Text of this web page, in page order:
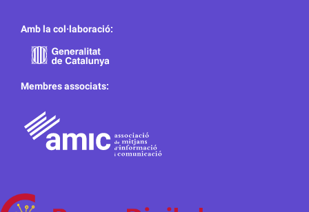
Amb la col·laboració:
Membres associats: